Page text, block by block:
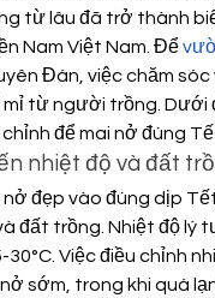
từ lâu đã trở thành
Nam Việt Nam. Để
Đán, việc chăm sóc
từ người trồng. Dưới
để mai nở đúng
nhiệt độ và đất
đẹp vào đúng dịp
đất trồng. Nhiệt độ
30°C. Việc điều chỉnh
sớm, trong khi quá